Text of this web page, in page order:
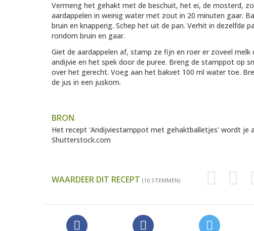
Vermeng het gehakt met de beschuit, het ei, de mosterd,
aardappelen in weinig water met zout in 20 minuten gaar.
bruin en knapperig. Schep het uit de pan. Verhit in dezelfde
rondom bruin en gaar.
Giet de aardappelen af, stamp ze fijn en roer er zoveel
andijvie en het spek door de puree. Breng de stamppot op
over het gerecht. Voeg aan het bakvet 100 ml water toe.
de jus in een juskom.
BRON
Het recept 'Andijviestamppot met gehaktballetjes' wordt je
Shutterstock.com
WAARDEER DIT RECEPT (16 STEMMEN)